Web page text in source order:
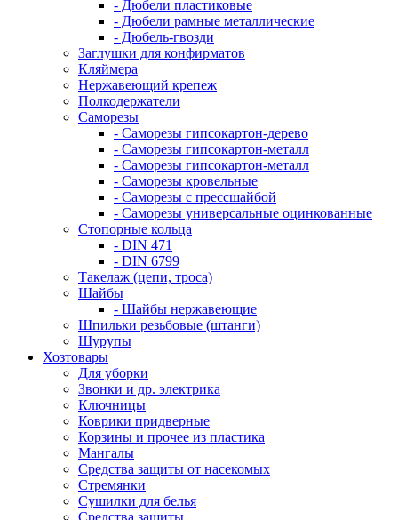
- Дюбели пластиковые
- Дюбели рамные металлические
- Дюбель-гвозди
Заглушки для конфирматов
Кляймера
Нержавеющий крепеж
Полкодержатели
Саморезы
- Саморезы гипсокартон-дерево
- Саморезы гипсокартон-металл
- Саморезы гипсокартон-металл
- Саморезы кровельные
- Саморезы с прессшайбой
- Саморезы универсальные оцинкованные
Стопорные кольца
- DIN 471
- DIN 6799
Такелаж (цепи, троса)
Шайбы
- Шайбы нержавеющие
Шпильки резьбовые (штанги)
Шурупы
Хозтовары
Для уборки
Звонки и др. электрика
Ключницы
Коврики придверные
Корзины и прочее из пластика
Мангалы
Средства защиты от насекомых
Стремянки
Сушилки для белья
Средства защиты